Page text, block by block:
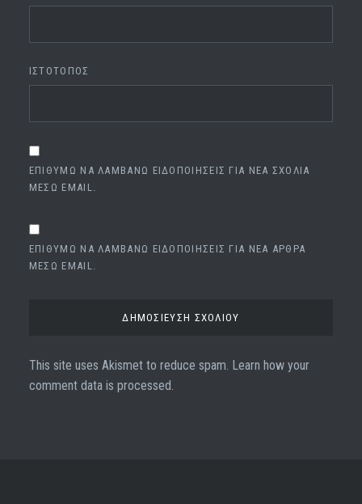
ΙΣΤΌΤΟΠΟΣ
ΕΠΙΘΥΜΏ ΝΑ ΛΑΜΒΆΝΩ ΕΙΔΟΠΟΙΉΣΕΙΣ ΓΙΑ ΝΈΑ ΣΧΌΛΙΑ
ΜΈΣΩ EMAIL.
ΕΠΙΘΥΜΏ ΝΑ ΛΑΜΒΆΝΩ ΕΙΔΟΠΟΙΉΣΕΙΣ ΓΙΑ ΝΈΑ ΆΡΘΡΑ
ΜΈΣΩ EMAIL.
This site uses Akismet to reduce spam. Learn how your
comment data is processed.